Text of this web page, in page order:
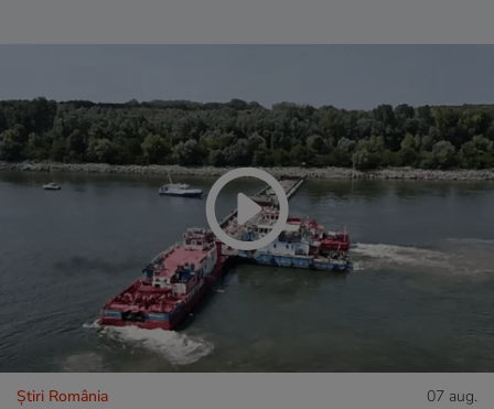
Știri România 07 aug.